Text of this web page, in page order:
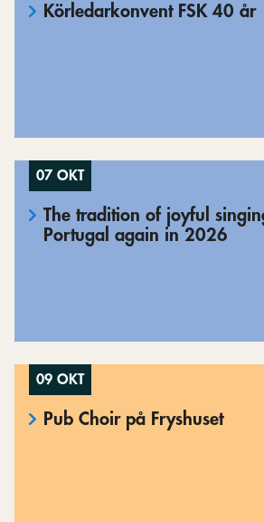
Körledarkonvent FSK 40 år
07 OKT
The tradition of joyful
Portugal again in 2026
09 OKT
Pub Choir på Fryshuset